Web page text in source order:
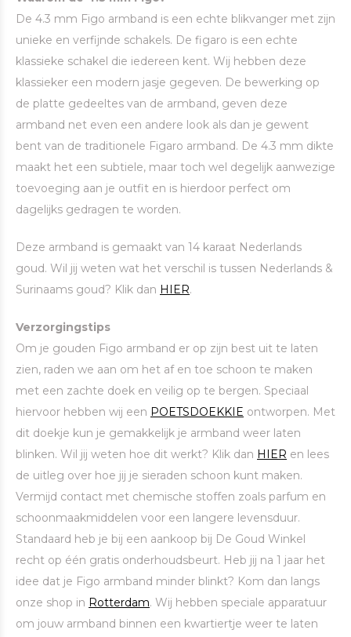
De 4.3 mm Figo armband is een echte blikvanger met zijn
unieke en verfijnde schakels. De figaro is een echte
klassieke schakel die iedereen kent. Wij hebben deze
klassieker een modern jasje gegeven. De bewerking op
de platte gedeeltes van de armband, geven deze
armband net even een andere look als dan je gewent
bent van de traditionele Figaro armband. De 4.3 mm dikte
maakt het een subtiele, maar toch wel degelijk aanwezige
toevoeging aan je outfit en is hierdoor perfect om
dagelijks gedragen te worden.
Deze armband is gemaakt van 14 karaat Nederlands
goud. Wil jij weten wat het verschil is tussen Nederlands &
Surinaams goud? Klik dan HIER.
Verzorgingstips
Om je gouden Figo armband er op zijn best uit te laten
zien, raden we aan om het af en toe schoon te maken
met een zachte doek en veilig op te bergen. Speciaal
hiervoor hebben wij een POETSDOEKKIE ontworpen. Met
dit doekje kun je gemakkelijk je armband weer laten
blinken. Wil jij weten hoe dit werkt? Klik dan HIER en lees
de uitleg over hoe jij je sieraden schoon kunt maken.
Vermijd contact met chemische stoffen zoals parfum en
schoonmaakmiddelen voor een langere levensduur.
Standaard heb je bij een aankoop bij De Goud Winkel
recht op één gratis onderhoudsbeurt. Heb jij na 1 jaar het
idee dat je Figo armband minder blinkt? Kom dan langs
onze shop in Rotterdam. Wij hebben speciale apparatuur
om jouw armband binnen een kwartiertje weer te laten